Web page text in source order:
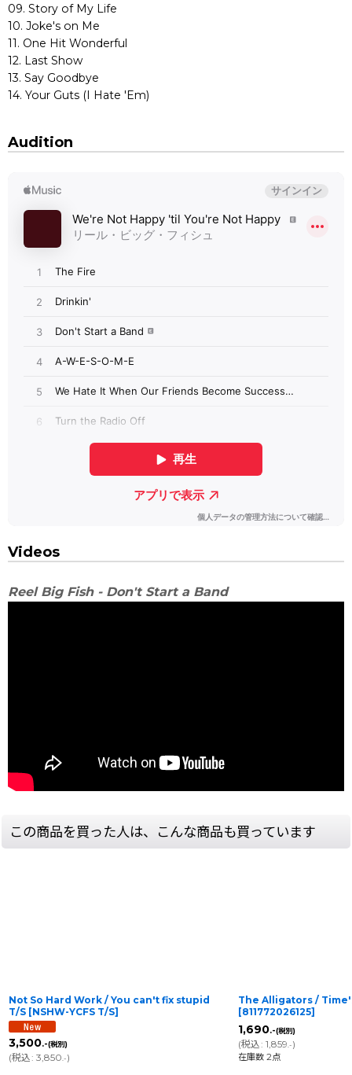
09. Story of My Life
10. Joke's on Me
11. One Hit Wonderful
12. Last Show
13. Say Goodbye
14. Your Guts (I Hate 'Em)
Audition
Videos
Reel Big Fish - Don't Start a Band
この商品を買った人は、こんな商品も買っています
Not So Hard Work / You can't fix stupid
T/S [NSHW-YCFS T/S]
3,500.-(税別)
(税込: 3,850 .-)
The Alligators /
[811772026125]
1,690.-(税別)
(税込: 1,859 .-)
在庫数 2点